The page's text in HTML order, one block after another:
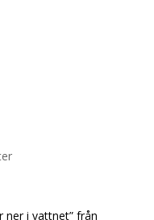
ner i vattnet” från